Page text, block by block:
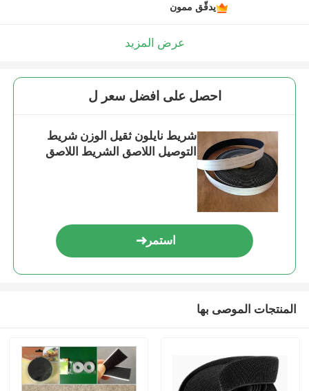
يدقّق ممون
عرض المزيد
احصل على افضل سعر ل
شريط نايلون ثقيل الوزن شريط
التوصيل اللاصق الشريط اللاصق
استمر
المنتجات الموصى بها